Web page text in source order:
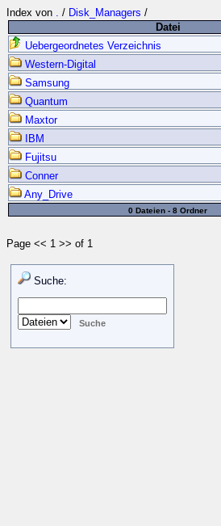
Index von . / Disk_Managers /
Datei
Uebergeordnetes Verzeichnis
Western-Digital
Samsung
Quantum
Maxtor
IBM
Fujitsu
Conner
Any_Drive
0 Dateien - 8 Ordner
Page << 1 >> of 1
Suche: